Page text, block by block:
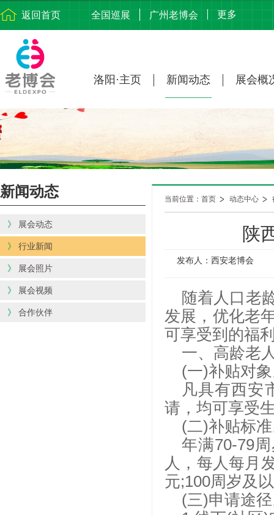
返回首页 全国巡展 广州老博会 更多
洛阳·主页 新闻动态 展会概
新闻动态
》 展会动态
》 行业新闻
》 展会照片
》 展会视频
》 合作伙伴
当前位置：首页 动态中心
陕
发布人：西安老博会
随着人口老
发展，优化老
可享受到的福
一、高龄老
(一)补贴对
凡具有西安
请，均可享受
(二)补贴标
年满70-79
人，每人每月
元;100周岁及
(三)申请途